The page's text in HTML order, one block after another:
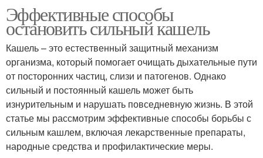
Эффективные способы
остановить сильный кашель
Кашель – это естественный защитный механизм
организма, который помогает очищать дыхательные пути
от посторонних частиц, слизи и патогенов. Однако
сильный и постоянный кашель может быть
изнурительным и нарушать повседневную жизнь. В этой
статье мы рассмотрим эффективные способы борьбы с
сильным кашлем, включая лекарственные препараты,
народные средства и профилактические меры.